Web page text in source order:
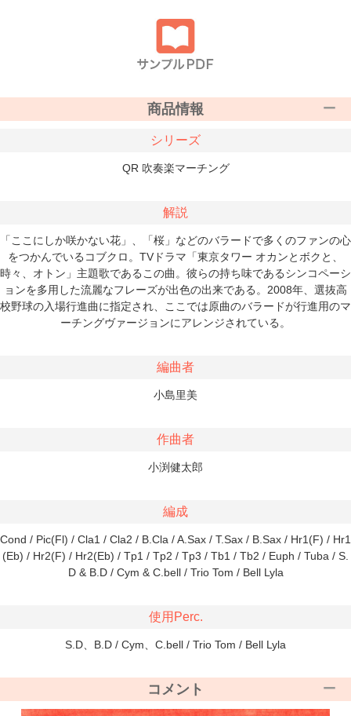
商品情報
シリーズ
QR 吹奏楽マーチング
解説
「ここにしか咲かない花」、「桜」などのバラードで多くのファンの心
をつかんでいるコブクロ。TVドラマ「東京タワー オカンとボクと、
時々、オトン」主題歌であるこの曲。彼らの持ち味であるシンコペーシ
ョンを多用した流麗なフレーズが出色の出来である。2008年、選抜高
校野球の入場行進曲に指定され、ここでは原曲のバラードが行進用のマ
ーチングヴァージョンにアレンジされている。
編曲者
小島里美
作曲者
小渕健太郎
編成
Cond / Pic(Fl) / Cla1 / Cla2 / B.Cla / A.Sax / T.Sax / B.Sax / Hr1(F) / Hr1
(Eb) / Hr2(F) / Hr2(Eb) / Tp1 / Tp2 / Tp3 / Tb1 / Tb2 / Euph / Tuba / S.
D & B.D / Cym & C.bell / Trio Tom / Bell Lyla
使用Perc.
S.D、B.D / Cym、C.bell / Trio Tom / Bell Lyla
コメント